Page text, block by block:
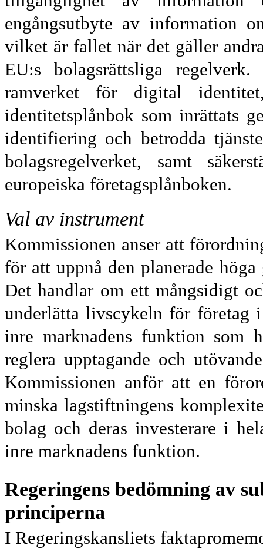
engångsutbyte av information
vilket är fallet när det gäller
EU:s bolagsrättsliga
ramverket för digital
identitetsplånbok som inrättats
identifiering och betrodda
bolagsregelverket, samt
europeiska företagsplånboken.
Val av instrument
Kommissionen anser att
för att uppnå den planerade
Det handlar om ett mångsidigt
underlätta livscykeln för företag
inre marknadens funktion som
reglera upptagande och
Kommissionen anför att en
minska lagstiftningens
bolag och deras investerare i
inre marknadens funktion.
Regeringens bedömning av
principerna
I Regeringskansliets